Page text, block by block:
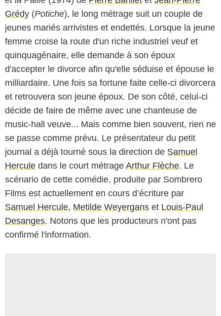
Grédy (Potiche), le long métrage suit un couple de
jeunes mariés arrivistes et endettés. Lorsque la jeune
femme croise la route d'un riche industriel veuf et
quinquagénaire, elle demande à son époux
d'accepter le divorce afin qu'elle séduise et épouse le
milliardaire. Une fois sa fortune faite celle-ci divorcera
et retrouvera son jeune époux. De son côté, celui-ci
décide de faire de même avec une chanteuse de
music-hall veuve... Mais comme bien souvent, rien ne
se passe comme prévu. Le présentateur du petit
journal a déjà tourné sous la direction de Samuel
Hercule dans le court métrage Arthur Flèche. Le
scénario de cette comédie, produite par Sombrero
Films est actuellement en cours d’écriture par
Samuel Hercule, Metilde Weyergans et Louis-Paul
Desanges. Notons que les producteurs n'ont pas
confirmé l'information.